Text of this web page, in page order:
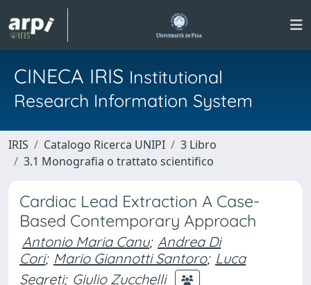
CINECA IRIS Institutional
Research Information System
IRIS Catalogo Ricerca UNIPI
3 Libro
3.1 Monografia o trattato scientifico
Cardiac Lead Extraction A Case-
Based Contemporary Approach
Antonio Maria Canu; Andrea Di
Cori; Mario Giannotti Santoro; Luca
Segreti; Giulio Zucchelli